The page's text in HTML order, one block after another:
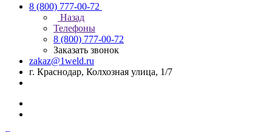
8 (800) 777-00-72
Назад
Телефоны
8 (800) 777-00-72
Заказать звонок
zakaz@1weld.ru
г. Краснодар, Колхозная улица, 1/7